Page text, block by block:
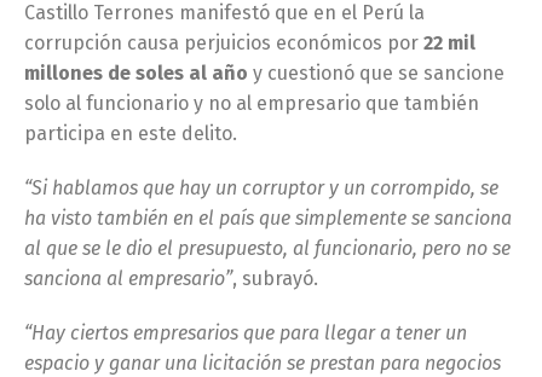
Castillo Terrones manifestó que en el Perú la
corrupción causa perjuicios económicos por 22 mil
millones de soles al año y cuestionó que se sancione
solo al funcionario y no al empresario que también
participa en este delito.
“Si hablamos que hay un corruptor y un corrompido, se
ha visto también en el país que simplemente se sanciona
al que se le dio el presupuesto, al funcionario, pero no se
sanciona al empresario”, subrayó.
“Hay ciertos empresarios que para llegar a tener un
espacio y ganar una licitación se prestan para negocios